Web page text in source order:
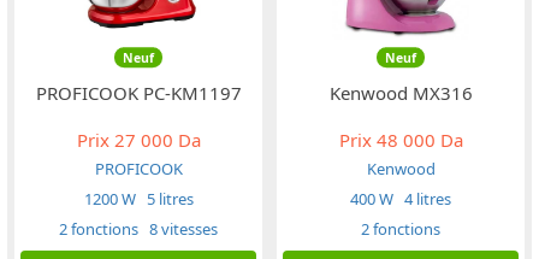
Neuf
PROFICOOK PC-KM1197
Prix27 000 Da
PROFICOOK
1200 W 5 litres
2 fonctions 8 vitesses
Neuf
Kenwood MX316
Prix48 000 Da
Kenwood
400 W 4 litres
2 fonctions